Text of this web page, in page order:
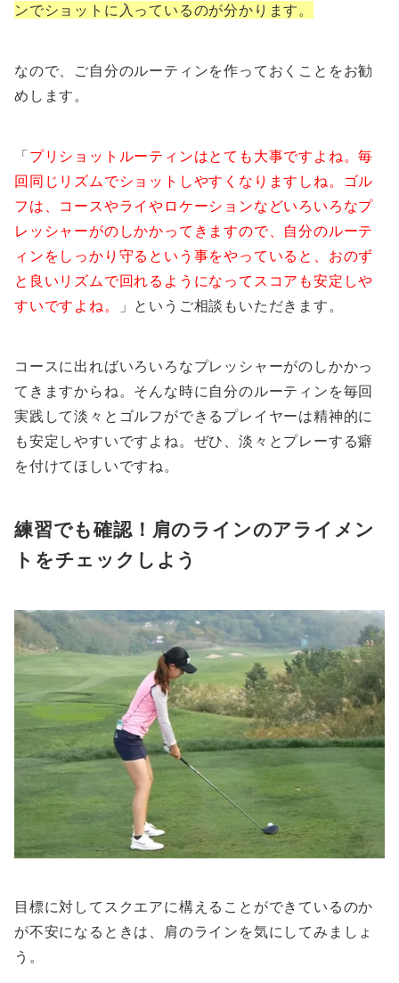
ンでショットに入っているのが分かります。
なので、ご自分のルーティンを作っておくことをお勧
めします。
「プリショットルーティンはとても大事ですよね。毎
回同じリズムでショットしやすくなりますしね。
ゴル
フは、コースやライやロケーションなどいろいろなプ
レッシャーがのしかかってきますので、自分のルーテ
ィンをしっかり守るという事をやっていると、おのず
と良いリズムで回れるようになってスコアも安定しや
すいですよね。
」というご相談もいただきます。
コースに出ればいろいろなプレッシャーがのしかかっ
てきますからね。そんな時に自分のルーティンを毎回
実践して淡々とゴルフができるプレイヤーは精神的に
も安定しやすいですよね。ぜひ、淡々とプレーする癖
を付けてほしいですね。
練習でも確認！肩のラインのアライメン
トをチェックしよう
目標に対してスクエアに構えることができているのか
が不安になるときは、肩のラインを気にしてみましょ
う。